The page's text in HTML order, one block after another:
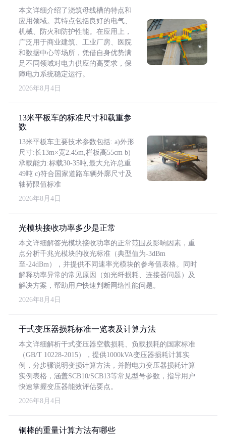
本文详细介绍了浇筑母线槽的特点和
应用领域。其特点包括良好的电气、
机械、防火和防护性能。在应用上，
广泛用于商业建筑、工业厂房、医院
和数据中心等场所，凭借自身优势满
足不同领域对电力供应的高要求，保
障电力系统稳定运行。
2026年8月4日
13米平板车的标准尺寸和载重参
数
13米平板车主要技术参数包括: a)外形
尺寸:长13m×宽2.45m,栏板高55cm b)
承载能力:标载30-35吨,最大允许总重
49吨 c)符合国家道路车辆外廓尺寸及
轴荷限值标准
2026年8月4日
光模块接收功率多少是正常
本文详细解答光模块接收功率的正常范围及影响因素，重
点分析千兆光模块的收光标准（典型值为-3dBm
至-24dBm），并提供不同速率光模块的参考值表格。同时
解释功率异常的常见原因（如光纤损耗、连接器问题）及
解决方案，帮助用户快速判断网络性能问题。
2026年8月4日
干式变压器损耗标准一览表及计算方法
本文详细解析干式变压器空载损耗、负载损耗的国家标准
（GB/T 10228-2015），提供1000kVA变压器损耗计算实
例，分步骤说明变损计算方法，并附电力变压器损耗计算
实例表格，涵盖SCB10/SCB13等常见型号参数，指导用户
快速掌握变压器能效评估要点。
2026年8月4日
铜棒的重量计算方法有哪些